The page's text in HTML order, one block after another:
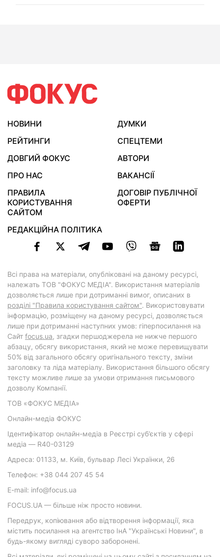
НОВИНИ
ДУМКИ
РЕЙТИНГИ
СПЕЦТЕМИ
ДОВГИЙ ФОКУС
АВТОРИ
ПРО НАС
ВАКАНСІЇ
ПРАВИЛА
КОРИСТУВАННЯ
САЙТОМ
ДОГОВІР ПУБЛІЧНОЇ
ОФЕРТИ
РЕДАКЦІЙНА ПОЛІТИКА
Всі права на матеріали, опубліковані на даному ресурсі,
належать ТОВ "ФОКУС МЕДІА". Використання матеріалів
дозволяється лише при дотриманні вимог, описаних в
розділі "Правила користування сайтом". Використовувати
інформацію, розміщену на даному ресурсі, дозволяється
лише при дотриманні наступних умов: гіперпосилання на
Cайт focus.ua, згадки першоджерела не нижче першого
абзацу, обсягу використання, який не може перевищувати
50% від загального обсягу оригінального тексту, зміни
заголовку та ліда матеріалу. Використання більшого обсягу
тексту можливе лише за умови отримання письмового
дозволу Компанії.
ТОВ «ФОКУС МЕДІА»
Онлайн-медіа ФОКУС
Ідентифікатор онлайн-медіа в Реєстрі суб’єктів у сфері
медіа — R40-03129
Адреса: 01133, м. Київ, бульвар Лесі Українки, 26
Телефон: +38 044 207 45 54
E-mail: info@focus.ua
FOCUS.UA — більше ніж просто новини.
Передрук, копіювання або відтворення інформації, яка
містить посилання на агентство ІнА "Українські Новини", в
будь-якому вигляді суворо заборонені.